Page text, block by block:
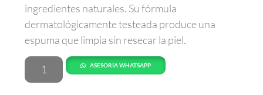
ingredientes naturales. Su fórmula
dermatológicamente testeada produce una
espuma que limpia sin resecar la piel.
ASESORÍA WHATSAPP